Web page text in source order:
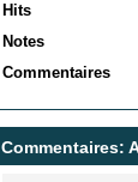
Hits
Notes
Commentaires
Commentaires: